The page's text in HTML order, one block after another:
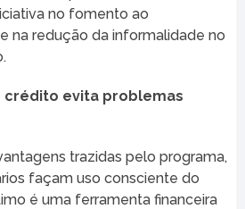
no fomento ao
na redução da informalidade no
crédito evita problemas
trazidas pelo programa,
façam uso consciente do
é uma ferramenta financeira